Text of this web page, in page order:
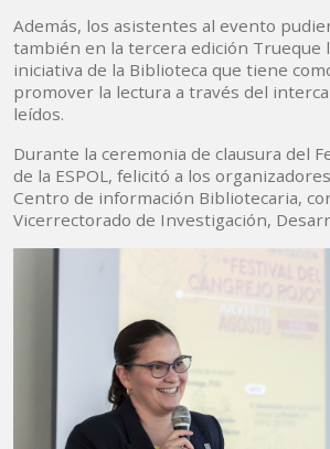
Además, los asistentes al evento
también en la tercera edición Trueque
iniciativa de la Biblioteca que tiene
promover la lectura a través del
leídos.
Durante la ceremonia de clausura del
de la ESPOL, felicitó a los
Centro de información Bibliotecaria,
Vicerrectorado de Investigación,